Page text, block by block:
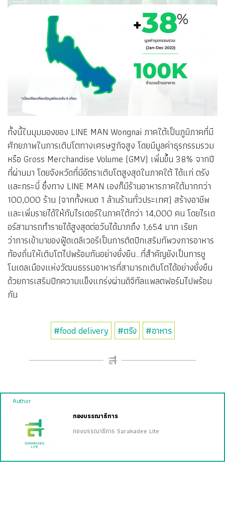
ทั้งนี้ในมุมมองของ LINE MAN Wongnai ภาคใต้เป็นภูมิภาคที่มี
ศักยภาพในการเติบโตทางเศรษฐกิจสูง โดยมีมูลค่าธุรกรรมรวม
หรือ Gross Merchandise Volume (GMV) เพิ่มขึ้น 38% จากปี
ที่ผ่านมา โดยจังหวัดที่มีอัตราเติบโตสูงสุดในภาคใต้ ได้แก่ ตรัง
และกระบี่ ซึ่งทาง LINE MAN เองก็มีร้านอาหารภาคใต้มากกว่า
100,000 ร้าน (จากทั้งหมด 1 ล้านร้านทั่วประเทศ) สร้างอาชีพ
และเพิ่มรายได้ให้กับไรเดอร์ในภาคใต้กว่า 14,000 คน โดยไรเด
อร์สามารถทำรายได้สูงสุดต่อวันได้มากถึง 1,654 บาท เรียก
ว่าการเข้ามาของฟู้ดเดลิเวอรีเป็นการติดปีกเสริมทัพวงการอาหาร
ท้องถิ่นให้เติบโตไปพร้อมกันอย่างยั่งยืน…ที่สำคัญยังเป็นการชู
โมเดลเมืองแห่งวัฒนธรรมอาหารที่สามารถเติบโตได้อย่างยั่งยืน
ด้วยการเสริมปีกความแข็งแกร่งผ่านดิจิทัลแพลตฟอร์มไปพร้อม
กัน
#food delivery #ตรัง #อาหาร
Author
กองบรรณาธิการ
กองบรรณาธิการ Sarakadee Lite